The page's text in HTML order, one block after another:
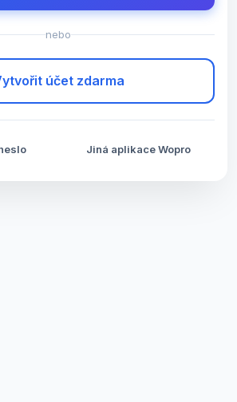
nebo
účet zdarma
Jiná aplikace Wopro